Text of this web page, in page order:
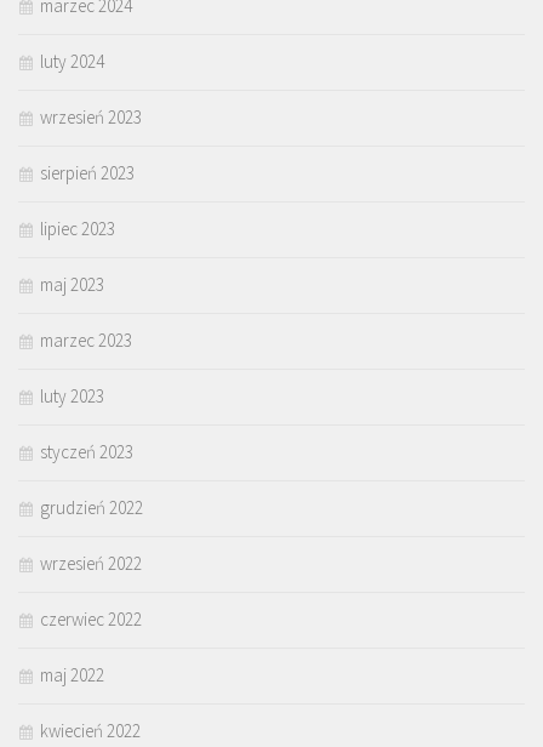
marzec 2024
luty 2024
wrzesień 2023
sierpień 2023
lipiec 2023
maj 2023
marzec 2023
luty 2023
styczeń 2023
grudzień 2022
wrzesień 2022
czerwiec 2022
maj 2022
kwiecień 2022